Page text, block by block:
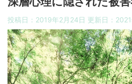
投稿日：2019年2月24日 更新日：